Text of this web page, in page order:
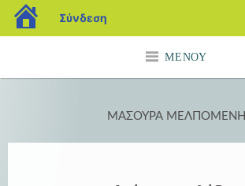
ΜΕΝΟΎ
ΜΑΣΟΥΡΑ ΜΕΛΠΟΜΕΝΗ
blogs.sch.gr
Σύνδεση